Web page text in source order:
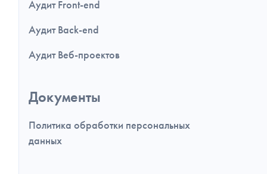
Аудит Front-end
Аудит Back-end
Аудит Веб-проектов
Документы
Политика обработки персональных
данных